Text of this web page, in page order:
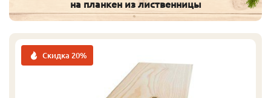
на планкен из лиственницы
Скидка 20%